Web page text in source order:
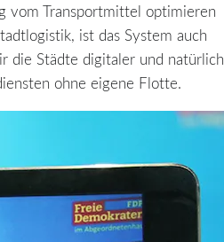
vom Transportmittel optimieren
ist das System auch
die Städte digitaler und natürlich
ohne eigene Flotte.